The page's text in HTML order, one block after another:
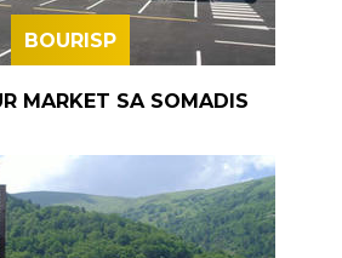
BOURISP
MARKET SA SOMADIS